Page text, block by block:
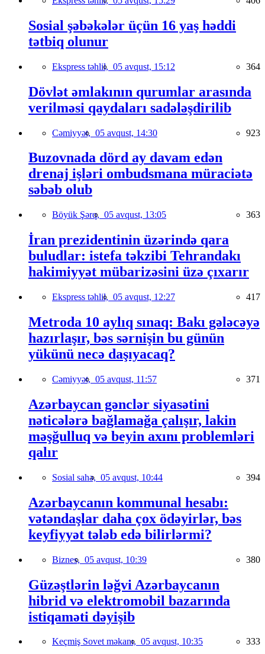
Sosial şəbəkələr üçün 16 yaş həddi
tətbiq olunur
Ekspress təhlil, 05 avqust, 15:12 364
Dövlət əmlakının qurumlar arasında
verilməsi qaydaları sadələşdirilib
Cəmiyyət, 05 avqust, 14:30 923
Buzovnada dörd ay davam edən
drenaj işləri ombudsmana müraciətə
səbəb olub
Böyük Şərq, 05 avqust, 13:05 363
İran prezidentinin üzərində qara
buludlar: istefa təkzibi Tehrandakı
hakimiyyət mübarizəsini üzə çıxarır
Ekspress təhlil, 05 avqust, 12:27 417
Metroda 10 aylıq sınaq: Bakı gələcəyə
hazırlaşır, bəs sərnişin bu günün
yükünü necə daşıyacaq?
Cəmiyyət, 05 avqust, 11:57 371
Azərbaycan gənclər siyasətini
nəticələrə bağlamağa çalışır, lakin
məşğulluq və beyin axını problemləri
qalır
Sosial sahə, 05 avqust, 10:44 394
Azərbaycanın kommunal hesabı:
vətəndaşlar daha çox ödəyirlər, bəs
keyfiyyət tələb edə bilirlərmi?
Biznes, 05 avqust, 10:39 380
Güzəştlərin ləğvi Azərbaycanın
hibrid və elektromobil bazarında
istiqaməti dəyişib
Keçmiş Sovet məkanı, 05 avqust, 10:35 333